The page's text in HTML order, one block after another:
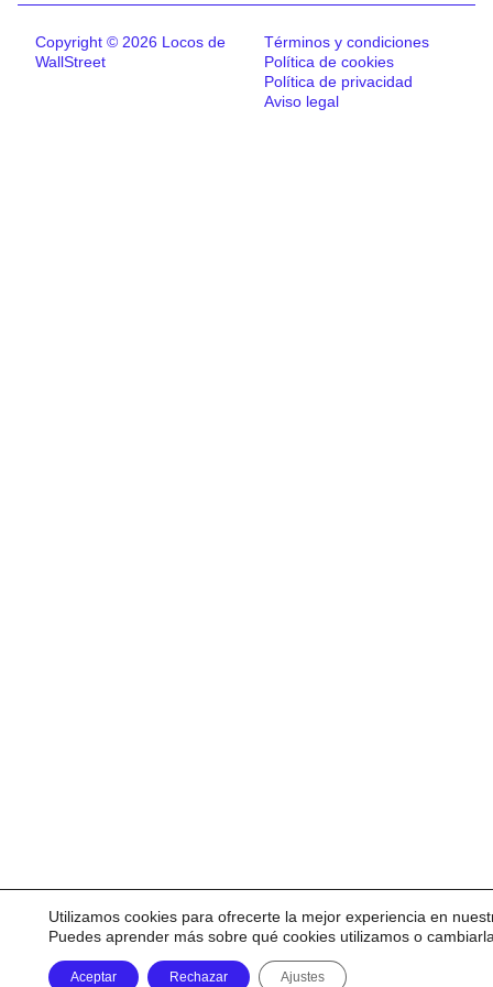
Copyright © 2026 Locos de
WallStreet
Términos y condiciones
Política de cookies
Política de privacidad
Aviso legal
Utilizamos cookies para ofrecerte la mejor experiencia en
Puedes aprender más sobre qué cookies utilizamos o
Aceptar Rechazar Ajustes